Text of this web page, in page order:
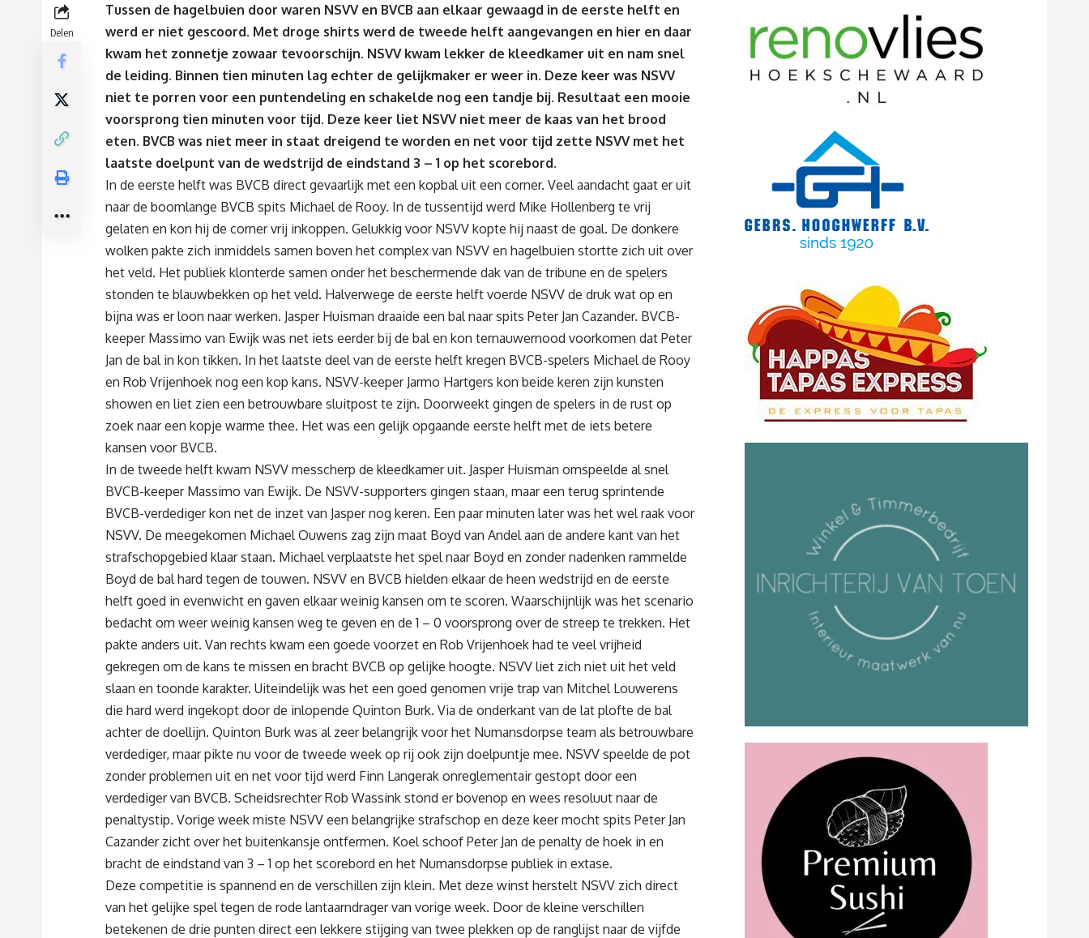
Delen
Tussen de hagelbuien door waren NSVV en BVCB aan elkaar gewaagd in de eerste helft en
werd er niet gescoord. Met droge shirts werd de tweede helft aangevangen en hier en daar
kwam het zonnetje zowaar tevoorschijn. NSVV kwam lekker de kleedkamer uit en nam snel
de leiding. Binnen tien minuten lag echter de gelijkmaker er weer in. Deze keer was NSVV
niet te porren voor een puntendeling en schakelde nog een tandje bij. Resultaat een mooie
voorsprong tien minuten voor tijd. Deze keer liet NSVV niet meer de kaas van het brood
eten. BVCB was niet meer in staat dreigend te worden en net voor tijd zette NSVV met het
laatste doelpunt van de wedstrijd de eindstand 3 – 1 op het scorebord.
In de eerste helft was BVCB direct gevaarlijk met een kopbal uit een corner. Veel aandacht gaat er uit
naar de boomlange BVCB spits Michael de Rooy. In de tussentijd werd Mike Hollenberg te vrij
gelaten en kon hij de corner vrij inkoppen. Gelukkig voor NSVV kopte hij naast de goal. De donkere
wolken pakte zich inmiddels samen boven het complex van NSVV en hagelbuien stortte zich uit over
het veld. Het publiek klonterde samen onder het beschermende dak van de tribune en de spelers
stonden te blauwbekken op het veld. Halverwege de eerste helft voerde NSVV de druk wat op en
bijna was er loon naar werken. Jasper Huisman draaide een bal naar spits Peter Jan Cazander. BVCB-
keeper Massimo van Ewijk was net iets eerder bij de bal en kon ternauwernood voorkomen dat Peter
Jan de bal in kon tikken. In het laatste deel van de eerste helft kregen BVCB-spelers Michael de Rooy
en Rob Vrijenhoek nog een kop kans. NSVV-keeper Jarmo Hartgers kon beide keren zijn kunsten
showen en liet zien een betrouwbare sluitpost te zijn. Doorweekt gingen de spelers in de rust op
zoek naar een kopje warme thee. Het was een gelijk opgaande eerste helft met de iets betere
kansen voor BVCB.
In de tweede helft kwam NSVV messcherp de kleedkamer uit. Jasper Huisman omspeelde al snel
BVCB-keeper Massimo van Ewijk. De NSVV-supporters gingen staan, maar een terug sprintende
BVCB-verdediger kon net de inzet van Jasper nog keren. Een paar minuten later was het wel raak voor
NSVV. De meegekomen Michael Ouwens zag zijn maat Boyd van Andel aan de andere kant van het
strafschopgebied klaar staan. Michael verplaatste het spel naar Boyd en zonder nadenken rammelde
Boyd de bal hard tegen de touwen. NSVV en BVCB hielden elkaar de heen wedstrijd en de eerste
helft goed in evenwicht en gaven elkaar weinig kansen om te scoren. Waarschijnlijk was het scenario
bedacht om weer weinig kansen weg te geven en de 1 – 0 voorsprong over de streep te trekken. Het
pakte anders uit. Van rechts kwam een goede voorzet en Rob Vrijenhoek had te veel vrijheid
gekregen om de kans te missen en bracht BVCB op gelijke hoogte. NSVV liet zich niet uit het veld
slaan en toonde karakter. Uiteindelijk was het een goed genomen vrije trap van Mitchel Louwerens
die hard werd ingekopt door de inlopende Quinton Burk. Via de onderkant van de lat plofte de bal
achter de doellijn. Quinton Burk was al zeer belangrijk voor het Numansdorpse team als betrouwbare
verdediger, maar pikte nu voor de tweede week op rij ook zijn doelpuntje mee. NSVV speelde de pot
zonder problemen uit en net voor tijd werd Finn Langerak onreglementair gestopt door een
verdediger van BVCB. Scheidsrechter Rob Wassink stond er bovenop en wees resoluut naar de
penaltystip. Vorige week miste NSVV een belangrijke strafschop en deze keer mocht spits Peter Jan
Cazander zicht over het buitenkansje ontfermen. Koel schoof Peter Jan de penalty de hoek in en
bracht de eindstand van 3 – 1 op het scorebord en het Numansdorpse publiek in extase.
Deze competitie is spannend en de verschillen zijn klein. Met deze winst herstelt NSVV zich direct
van het gelijke spel tegen de rode lantaarndrager van vorige week. Door de kleine verschillen
betekenen de drie punten direct een lekkere stijging van twee plekken op de ranglijst naar de vijfde